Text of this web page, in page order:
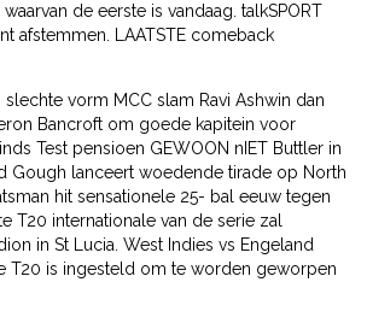
de eerste is vandaag. talkSPORT
afstemmen. LAATSTE comeback
slechte vorm MCC slam Ravi Ashwin dan
Bancroft om goede kapitein voor
Test pensioen GEWOON nIET Buttler in
Gough lanceert woedende tirade op North
hit sensationele 25- bal eeuw tegen
T20 internationale van de serie zal
in St Lucia. West Indies vs Engeland
T20 is ingesteld om te worden geworpen